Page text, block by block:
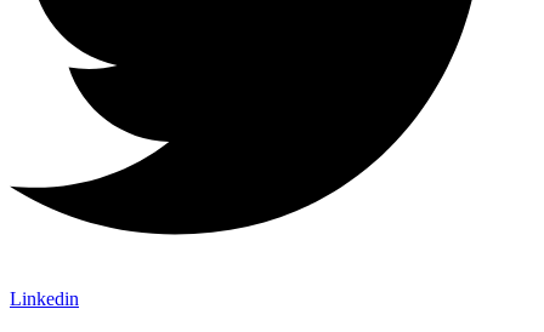
Linkedin